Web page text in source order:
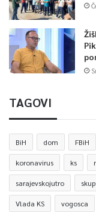
TAGOVI
BiH dom FBiH
koronavirus ks
sarajevskojutro
Vlada KS vogosca